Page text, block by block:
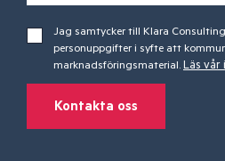
Jag samtycker till Klara
personuppgifter i syfte att
marknadsföringsmaterial. Läs
Kontakta oss